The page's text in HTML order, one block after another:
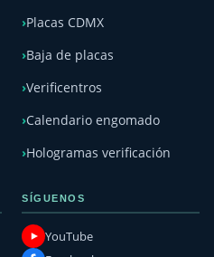
Placas CDMX
Baja de placas
Verificentros
Calendario engomado
Hologramas verificación
SÍGUENOS
YouTube